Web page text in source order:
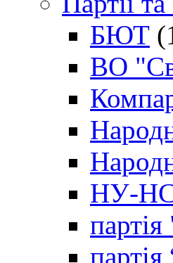
БЮТ
ВО
НУ-